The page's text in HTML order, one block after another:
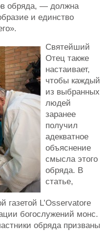
обряда, — должна
и единство
Святейший
Отец также
настаивает,
чтобы каждый
из выбранных
людей
заранее
получил
адекватное
объяснение
смысла этого
обряда. В
статье,
газетой L’Osservatore
богослужений монс.
обряда призваны